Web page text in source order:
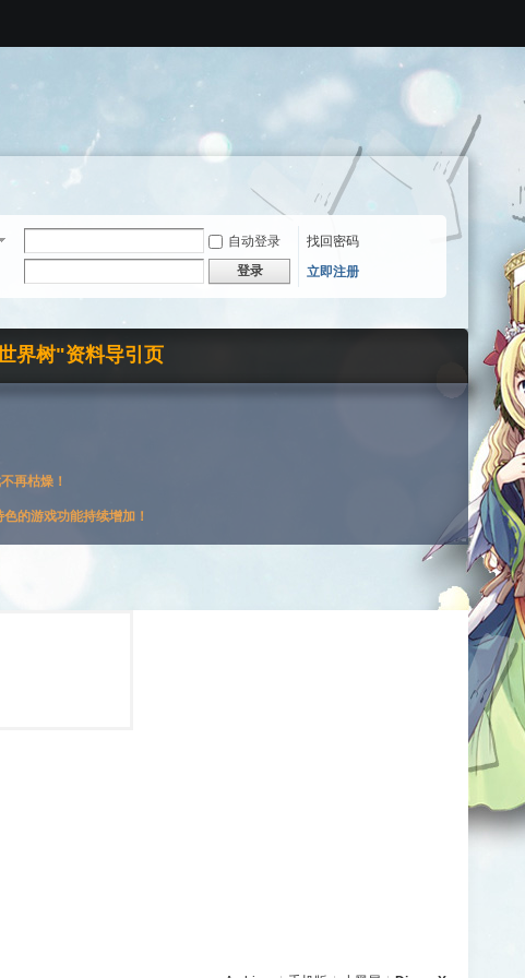
自动登录
找回密码
登录 立即注册
界树"资料导引页
再枯燥！
色的游戏功能持续增加！